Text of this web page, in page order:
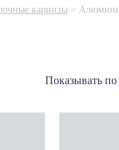
Модерн
карнизы >
Показывать по